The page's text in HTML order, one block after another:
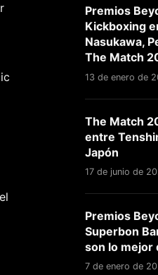
Premios
Kickboxing
Nasukawa,
The Match
13 de enero de
The Match
entre
Japón
17 de junio de
Premios
Superbon
son lo mejor
7 de enero de